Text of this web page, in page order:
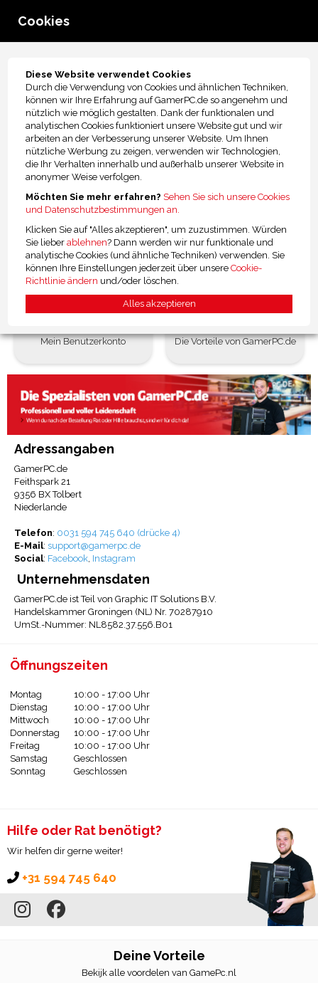
Cookies
Diese Website verwendet Cookies
Durch die Verwendung von Cookies und ähnlichen Techniken,
können wir Ihre Erfahrung auf GamerPC.de so angenehm und
nützlich wie möglich gestalten. Dank der funktionalen und
analytischen Cookies funktioniert unsere Website gut und wir
arbeiten an der Verbesserung unserer Website. Um Ihnen
nützliche Werbung zu zeigen, verwenden wir Technologien,
die Ihr Verhalten innerhalb und außerhalb unserer Website in
anonymer Weise verfolgen.
Möchten Sie mehr erfahren? Sehen Sie sich unsere Cookies
und Datenschutzbestimmungen an.
Klicken Sie auf "Alles akzeptieren", um zuzustimmen. Würden
Sie lieber ablehnen? Dann werden wir nur funktionale und
analytische Cookies (und ähnliche Techniken) verwenden. Sie
können Ihre Einstellungen jederzeit über unsere Cookie-
Richtlinie ändern und/oder löschen.
Alles akzeptieren
Über GamerPC.de
Wir helfen dir gerne weiter! Wähle eines der Themen, wobei wir dir
helfen können.
Unsere Kontaktdaten
FAQ
Häufig gestellte Fragen
Reparatur /
Probleme melden
Mein Benutzerkonto Die Vorteile von GamerPC.de
Adressangaben
GamerPC.de
Feithspark 21
9356 BX Tolbert
Niederlande
Telefon: 0031 594 745 640 (drücke 4)
E-Mail: support@gamerpc.de
Social: Facebook, Instagram
Unternehmensdaten
GamerPC.de ist Teil von Graphic IT Solutions B.V.
Handelskammer Groningen (NL) Nr. 70287910
UmSt.-Nummer: NL8582.37.556.B01
Öffnungszeiten
Montag
10:00 - 17:00 Uhr
Dienstag
10:00 - 17:00 Uhr
Mittwoch
10:00 - 17:00 Uhr
Donnerstag
10:00 - 17:00 Uhr
Freitag
10:00 - 17:00 Uhr
Samstag
Geschlossen
Sonntag
Geschlossen
Hilfe oder Rat benötigt?
Wir helfen dir gerne weiter!
+31 594 745 640
Deine Vorteile
Bekijk alle voordelen van GamePc.nl